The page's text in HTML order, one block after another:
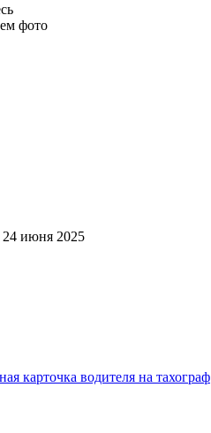
фото
24 июня 2025
карточка водителя на тахограф